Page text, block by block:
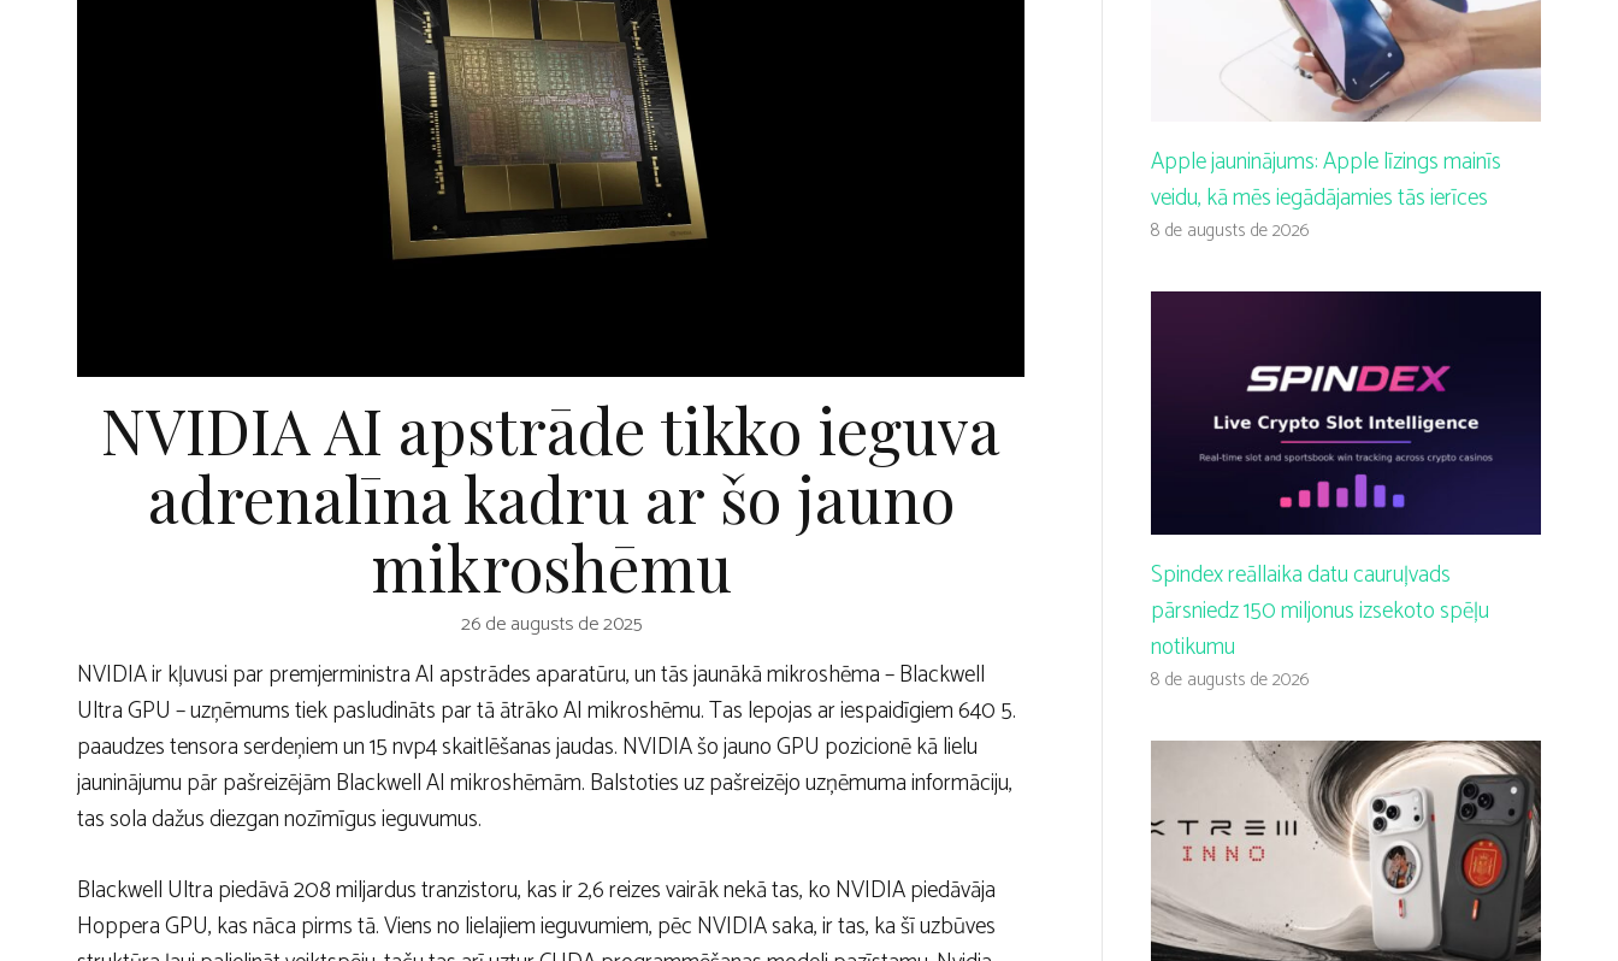
NVIDIA AI apstrāde tikko ieguva
adrenalīna kadru ar šo jauno
mikroshēmu
26 de augusts de 2025
NVIDIA ir kļuvusi par premjerministra AI apstrādes aparatūru, un tās jaunākā mikroshēma – Blackwell
Ultra GPU – uzņēmums tiek pasludināts par tā ātrāko AI mikroshēmu. Tas lepojas ar iespaidīgiem 640 5.
paaudzes tensora serdeņiem un 15 nvp4 skaitlēšanas jaudas. NVIDIA šo jauno GPU pozicionē kā lielu
jauninājumu pār pašreizējām Blackwell AI mikroshēmām. Balstoties uz pašreizējo uzņēmuma informāciju,
tas sola dažus diezgan nozīmīgus ieguvumus.
Blackwell Ultra piedāvā 208 miljardus tranzistoru, kas ir 2,6 reizes vairāk nekā tas, ko NVIDIA piedāvāja
Hoppera GPU, kas nāca pirms tā. Viens no lielajiem ieguvumiem, pēc NVIDIA saka, ir tas, ka šī uzbūves
Apple jauninājums: Apple līzings mainīs
veidu, kā mēs iegādājamies tās ierīces
8 de augusts de 2026
Spindex reāllaika datu cauruļvads
pārsniedz 150 miljonus izsekoto spēļu
notikumu
8 de augusts de 2026